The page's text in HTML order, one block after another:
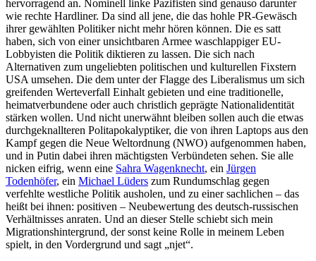
hervorragend an. Nominell linke Pazifisten sind genauso darunter
wie rechte Hardliner. Da sind all jene, die das hohle PR-Gewäsch
ihrer gewählten Politiker nicht mehr hören können. Die es satt
haben, sich von einer unsichtbaren Armee waschlappiger EU-
Lobbyisten die Politik diktieren zu lassen. Die sich nach
Alternativen zum ungeliebten politischen und kulturellen Fixstern
USA umsehen. Die dem unter der Flagge des Liberalismus um sich
greifenden Werteverfall Einhalt gebieten und eine traditionelle,
heimatverbundene oder auch christlich geprägte Nationalidentität
stärken wollen. Und nicht unerwähnt bleiben sollen auch die etwas
durchgeknallteren Politapokalyptiker, die von ihren Laptops aus den
Kampf gegen die Neue Weltordnung (NWO) aufgenommen haben,
und in Putin dabei ihren mächtigsten Verbündeten sehen. Sie alle
nicken eifrig, wenn eine Sahra Wagenknecht, ein Jürgen
Todenhöfer, ein Michael Lüders zum Rundumschlag gegen
verfehlte westliche Politik ausholen, und zu einer sachlichen – das
heißt bei ihnen: positiven – Neubewertung des deutsch-russischen
Verhältnisses anraten. Und an dieser Stelle schiebt sich mein
Migrationshintergrund, der sonst keine Rolle in meinem Leben
spielt, in den Vordergrund und sagt „njet“.